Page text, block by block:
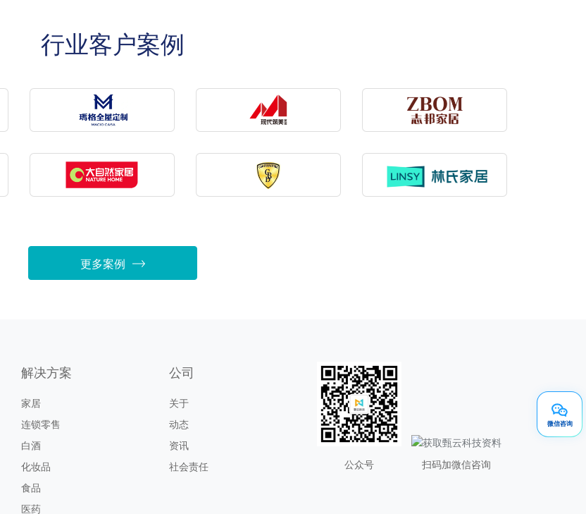
行业客户案例
更多案例
解决方案
家居
连锁零售
白酒
化妆品
食品
医药
公司
关于
动态
资讯
社会责任
公众号 扫码加微信咨询
微信咨询